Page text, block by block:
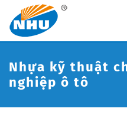
Nhựa kỹ thuật
nghiệp ô tô